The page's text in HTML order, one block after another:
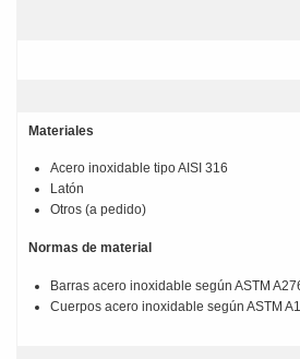
Materiales
Acero inoxidable tipo AISI 316
Latón
Otros (a pedido)
Normas de material
Barras acero inoxidable según ASTM
Cuerpos acero inoxidable según ASTM